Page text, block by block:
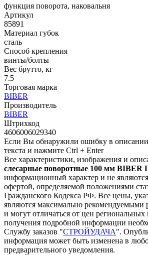
функция поворота, наковальня
Артикул
85891
Материал губок
сталь
Способ крепления
винты/болты
Вес брутто, кг
7.5
Торговая марка
BIBER
Производитель
BIBER
Штрихкод
4606006029340
Если Вы обнаружили ошибку в
текста и нажмите Ctrl + Enter
Все характеристики, изображения и
слесарные поворотные 100 мм BIBER
информационный характер и не
офертой, определяемой положениями
Гражданского Кодекса РФ. Все цены,
являются максимально
и могут отличаться от цен
получения подробной информации
Службу заказов "СТРОЙУДАЧА".
информация может быть изменена в
предварительного уведомления.